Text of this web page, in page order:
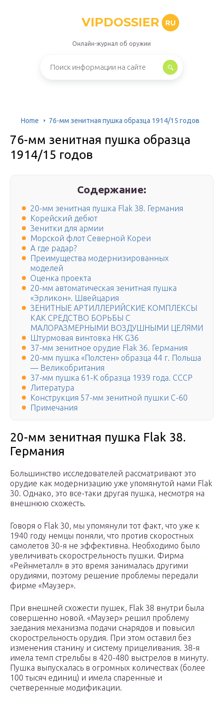
VIPDOSSIER RU
Онлайн-журнал об оружии
Home 76-мм зенитная пушка образца 1914/15 годов
76-мм зенитная пушка образца
1914/15 годов
Содержание:
20-мм зенитная пушка Flak 38. Германия
Корейский дебют
Зенитки для армии
Морской флот Северной Кореи
А где радар?
Преимущества модернизированных
моделей
Оценка проекта
20-мм автоматическая зенитная пушка
«Эрликон». Швейцария
ЗЕНИТНЫЕ АРТИЛЛЕРИЙСКИЕ КОМПЛЕКСЫ
КАК СРЕДСТВО БОРЬБЫ С
МАЛОРАЗМЕРНЫМИ ВОЗДУШНЫМИ ЦЕЛЯМИ
Штурмовая винтовка HK G36
37-мм зенитное орудие Flak 36. Германия
20-мм пушка «Полстен» образца 44 г. Польша
— Великобритания
37-мм пушка 61-К образца 1939 года. СССР
Литература
Конструкция 57-мм зенитной пушки С-60
Примечания
20-мм зенитная пушка Flak 38.
Германия
Большинство исследователей рассматривают это
орудие как модернизацию уже упомянутой нами Flak
30. Однако, это все-таки другая пушка, несмотря на
внешнюю схожесть.
Говоря о Flak 30, мы упомянули тот факт, что уже к
1940 году немцы поняли, что против скоростных
самолетов 30-я не эффективна. Необходимо было
увеличивать скорострельность пушки. Фирма
«Рейнметалл» в это время занималась другими
орудиями, поэтому решение проблемы передали
фирме «Маузер».
При внешней схожести пушек, Flak 38 внутри была
совершенно новой. «Маузер» решил проблему
заедания механизма подачи снарядов и повысил
скорострельность орудия. При этом оставил без
изменения станину и систему прицеливания. 38-я
имела темп стрельбы в 420-480 выстрелов в минуту.
Пушка выпускалась в огромных количествах (более
100 тысяч единиц) и имела спаренные и
счетверенные модификации.